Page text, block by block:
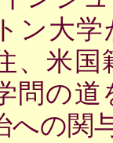
ン大
、米
問の
への関